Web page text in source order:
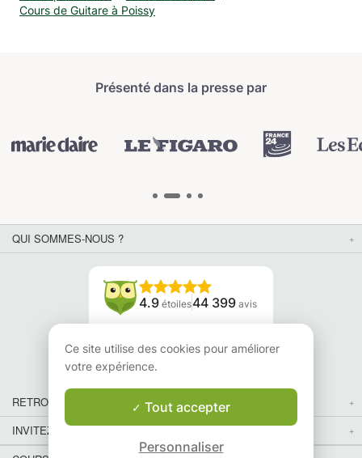
Cours de Guitare à Poissy
Présenté dans la presse par
QUI SOMMES-NOUS ?
4.9 étoiles44 399 avis
Lisez nos avis
RETROUVEZ-NOUS
INVITEZ VOS AMIS
Ce site utilise des cookies pour améliorer
votre expérience.
Tout accepter
Personnaliser